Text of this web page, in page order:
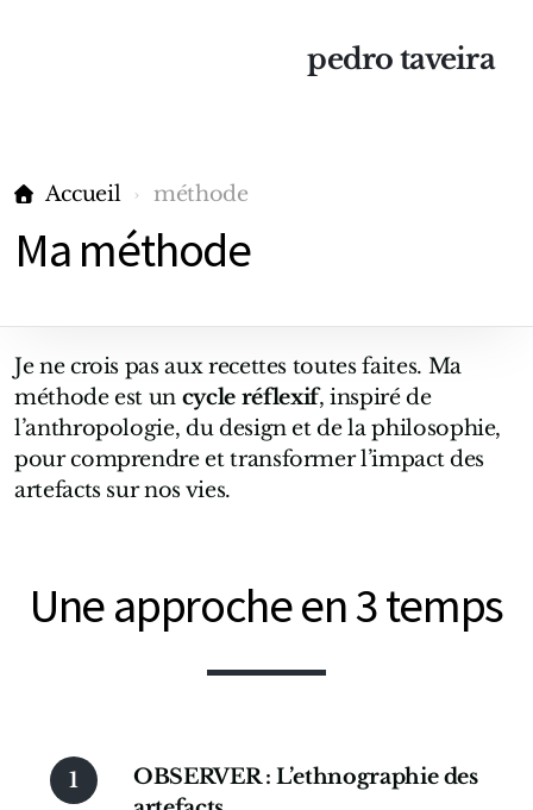
pedro taveira
Accueil méthode
Ma méthode
Je ne crois pas aux recettes toutes faites. Ma
méthode est un cycle réflexif, inspiré de
l’anthropologie, du design et de la philosophie,
pour comprendre et transformer l’impact des
artefacts sur nos vies.
Une approche en 3 temps
OBSERVER : L’ethnographie des